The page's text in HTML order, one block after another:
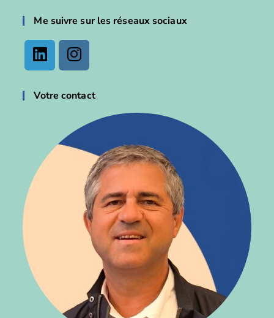
Me suivre sur les réseaux sociaux
Votre contact